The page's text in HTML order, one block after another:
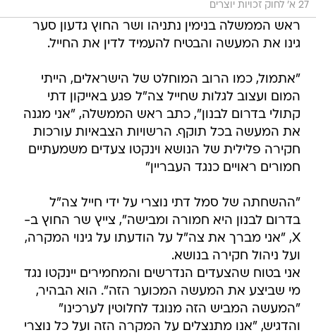
27 א' לחוק זכויות יוצרים
ראש הממשלה בנימין נתניהו ושר החוץ גדעון סער
גינו את המעשה והבטיח להעמיד לדין את החייל.
"אתמול, כמו הרוב המוחלט של הישראלים, הייתי
המום ועצוב לגלות שחייל צה"ל פגע באייקון דתי
קתולי בדרום לבנון", כתב ראש הממשלה, "אני מגנה
את המעשה בכל תוקף. הרשויות הצבאיות עורכות
חקירה פלילית של הנושא וינקטו צעדים משמעתיים
חמורים ראויים כנגד העבריין"
"ההשחתה של סמל דתי נוצרי על ידי חייל צה"ל
בדרום לבנון היא חמורה ומבישה", צייץ שר החוץ ב-
X, "אני מברך את צה"ל על הודעתו על גינוי המקרה,
ועל ניהול חקירה בנושא.
אני בטוח שהצעדים הנדרשים והמחמירים יינקטו נגד
מי שביצע את המעשה המכוער הזה". הוא הבהיר,
"המעשה המביש הזה מנוגד לחלוטין לערכינו"
והדגיש, "אנו מתנצלים על המקרה הזה ועל כל נוצרי